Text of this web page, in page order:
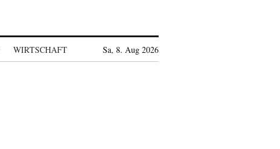
WIRTSCHAFT Sa, 8. Aug 2026